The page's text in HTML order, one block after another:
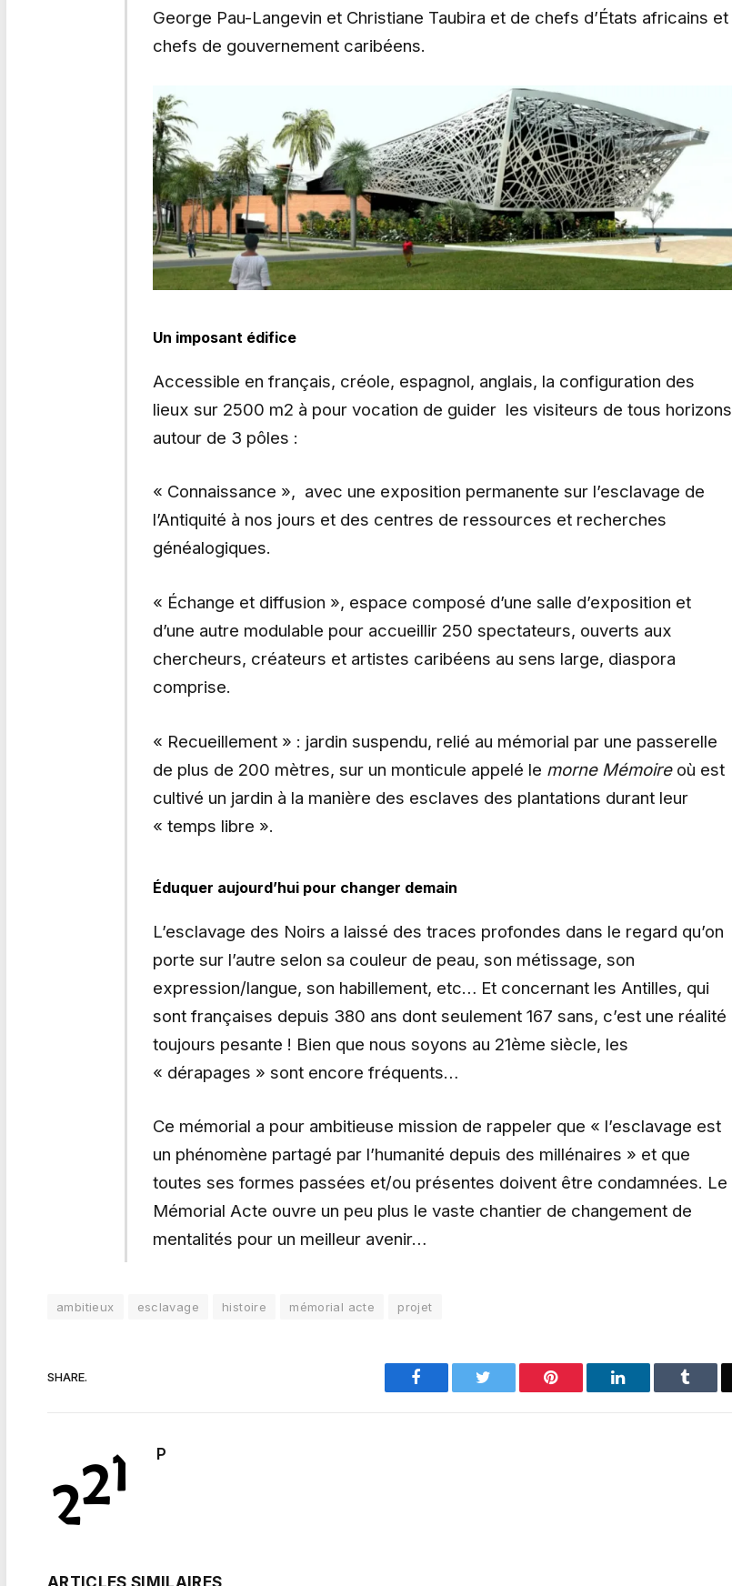
George Pau-Langevin et Christiane Taubira et de chefs d’États africains et
chefs de gouvernement caribéens.
Un imposant édifice
Accessible en français, créole, espagnol, anglais, la configuration des
lieux sur 2500 m2 à pour vocation de guider les visiteurs de tous horizons
autour de 3 pôles :
« Connaissance », avec une exposition permanente sur l’esclavage de
l’Antiquité à nos jours et des centres de ressources et recherches
généalogiques.
« Échange et diffusion », espace composé d’une salle d’exposition et
d’une autre modulable pour accueillir 250 spectateurs, ouverts aux
chercheurs, créateurs et artistes caribéens au sens large, diaspora
comprise.
« Recueillement » : jardin suspendu, relié au mémorial par une passerelle
de plus de 200 mètres, sur un monticule appelé le morne Mémoireoù est
cultivé un jardin à la manière des esclaves des plantations durant leur
« temps libre ».
Éduquer aujourd’hui pour changer demain
L’esclavage des Noirs a laissé des traces profondes dans le regard qu’on
porte sur l’autre selon sa couleur de peau, son métissage, son
expression/langue, son habillement, etc… Et concernant les Antilles, qui
sont françaises depuis 380 ans dont seulement 167 sans, c’est une réalité
toujours pesante ! Bien que nous soyons au 21ème siècle, les
« dérapages » sont encore fréquents…
Ce mémorial a pour ambitieuse mission de rappeler que « l’esclavage est
un phénomène partagé par l’humanité depuis des millénaires » et que
toutes ses formes passées et/ou présentes doivent être condamnées. Le
Mémorial Acte ouvre un peu plus le vaste chantier de changement de
mentalités pour un meilleur avenir…
ambitieux esclavage histoire mémorial acte projet
SHARE. Facebook Pinterest LinkedIn
P
ARTICLES SIMILAIRES